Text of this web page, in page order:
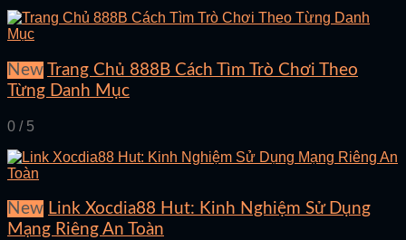
New Trang Chủ 888B Cách Tìm Trò Chơi Theo
Từng Danh Mục
0 / 5
New Link Xocdia88 Hut: Kinh Nghiệm Sử Dụng
Mạng Riêng An Toàn